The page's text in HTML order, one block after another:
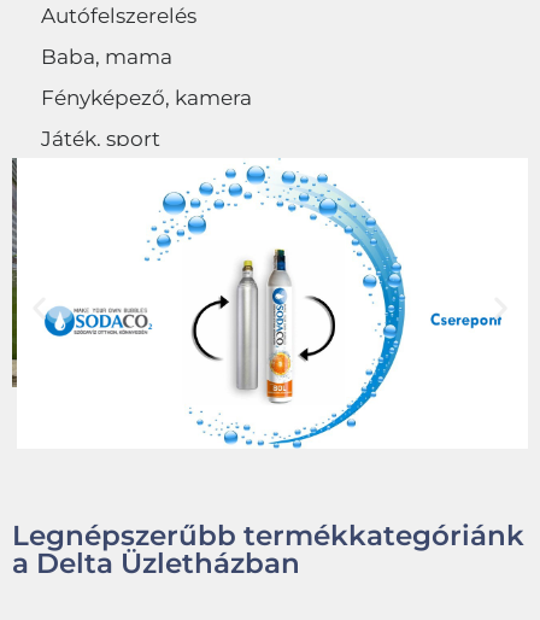
Autófelszerelés
Baba, mama
Fényképező, kamera
Játék, sport
Legnépszerűbb termékkategóriánk
a Delta Üzletházban